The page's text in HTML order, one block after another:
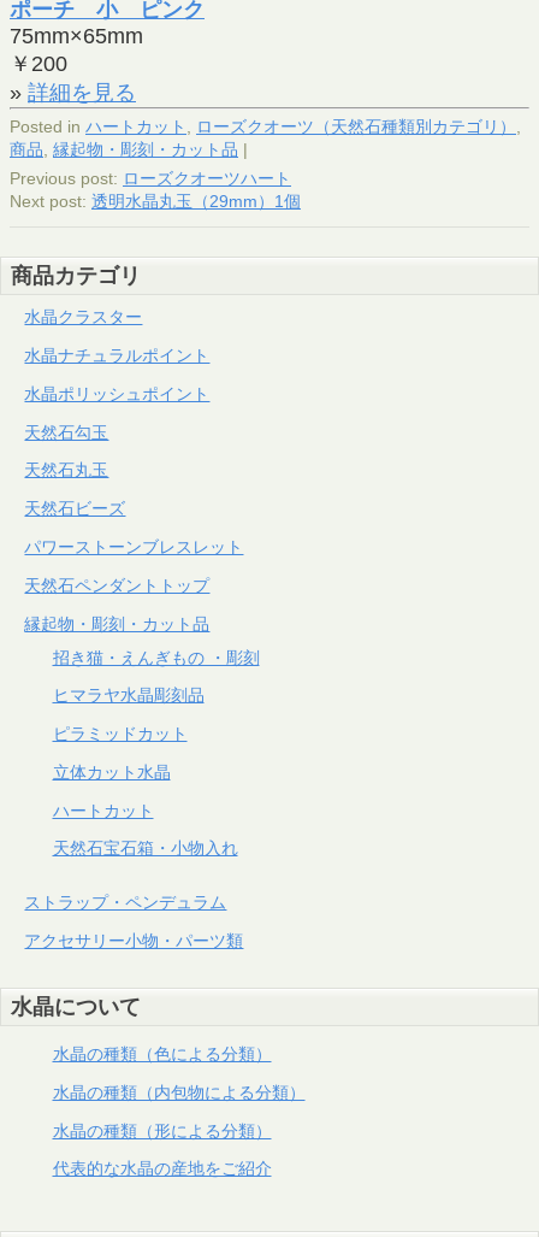
ポーチ 小 ピンク
75mm×65mm
￥200
» 詳細を見る
Posted in ハートカット , ローズクオーツ（天然石種類別カテゴリ） ,
商品, 縁起物・彫刻・カット品 |
Previous post: ローズクオーツハート
Next post: 透明水晶丸玉（29mm）1個
商品カテゴリ
水晶クラスター
水晶ナチュラルポイント
水晶ポリッシュポイント
天然石勾玉
天然石丸玉
天然石ビーズ
パワーストーンブレスレット
天然石ペンダントトップ
縁起物・彫刻・カット品
招き猫・えんぎもの ・彫刻
ヒマラヤ水晶彫刻品
ピラミッドカット
立体カット水晶
ハートカット
天然石宝石箱・小物入れ
ストラップ・ペンデュラム
アクセサリー小物・パーツ類
水晶について
水晶の種類（色による分類）
水晶の種類（内包物による分類）
水晶の種類（形による分類）
代表的な水晶の産地をご紹介